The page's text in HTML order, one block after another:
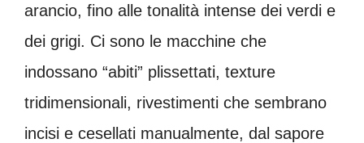
arancio, fino alle tonalità intense dei verdi e
dei grigi. Ci sono le macchine che
indossano “abiti” plissettati, texture
tridimensionali, rivestimenti che sembrano
incisi e cesellati manualmente, dal sapore